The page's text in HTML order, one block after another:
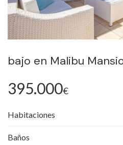
bajo en Malibu
395.000€
Habitaciones
Baños